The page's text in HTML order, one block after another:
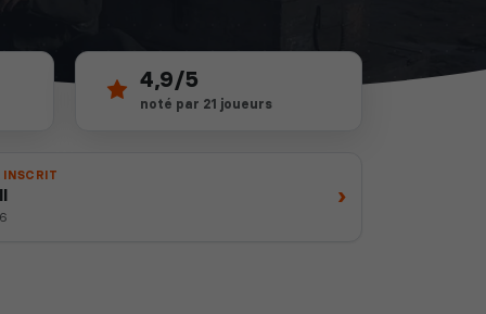
4,9/5
noté par 21 joueurs
INSCRIT
›